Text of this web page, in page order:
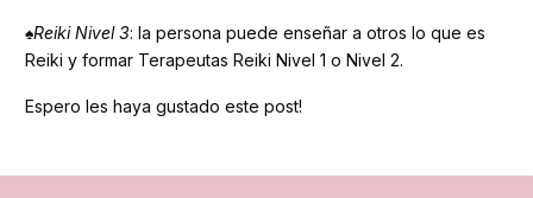
♠Reiki Nivel 3: la persona puede enseñar a otros lo que es
Reiki y formar Terapeutas Reiki Nivel 1 o Nivel 2.
Espero les haya gustado este post!